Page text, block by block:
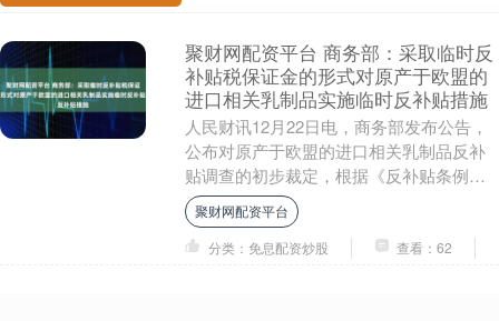
聚财网配资平台 商务部：采取临时反
补贴税保证金的形式对原产于欧盟的
进口相关乳制品实施临时反补贴措施
人民财讯12月22日电，商务部发布公告，
公布对原产于欧盟的进口相关乳制品反补
贴调查的初步裁定，根据《反补贴条例》
第二十九条和第三十条的规定，商务部向
国务院关税税....
聚财网配资平台
分类：免息配资炒股
查看：62